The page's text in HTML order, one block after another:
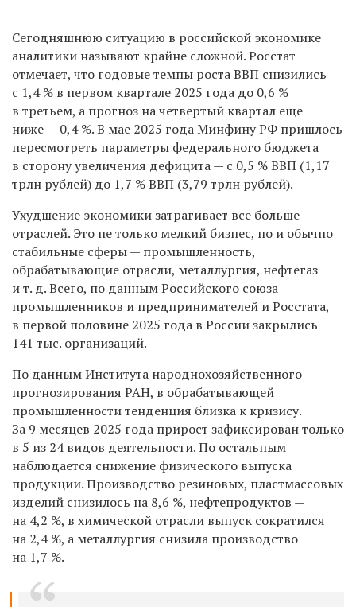
Сегодняшнюю ситуацию в российской экономике
аналитики называют крайне сложной. Росстат
отмечает, что годовые темпы роста ВВП снизились
с 1,4 % в первом квартале 2025 года до 0,6 %
в третьем, а прогноз на четвертый квартал еще
ниже — 0,4 %. В мае 2025 года Минфину РФ пришлось
пересмотреть параметры федерального бюджета
в сторону увеличения дефицита — с 0,5 % ВВП (1,17
трлн рублей) до 1,7 % ВВП (3,79 трлн рублей).
Ухудшение экономики затрагивает все больше
отраслей. Это не только мелкий бизнес, но и обычно
стабильные сферы — промышленность,
обрабатывающие отрасли, металлургия, нефтегаз
и т. д. Всего, по данным Российского союза
промышленников и предпринимателей и Росстата,
в первой половине 2025 года в России закрылись
141 тыс. организаций.
По данным Института народнохозяйственного
прогнозирования РАН, в обрабатывающей
промышленности тенденция близка к кризису.
За 9 месяцев 2025 года прирост зафиксирован только
в 5 из 24 видов деятельности. По остальным
наблюдается снижение физического выпуска
продукции. Производство резиновых, пластмассовых
изделий снизилось на 8,6 %, нефтепродуктов —
на 4,2 %, в химической отрасли выпуск сократился
на 2,4 %, а металлургия снизила производство
на 1,7 %.